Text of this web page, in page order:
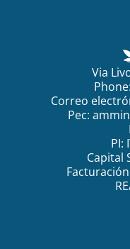
Via
Correo
Pec:
PI:
Capital